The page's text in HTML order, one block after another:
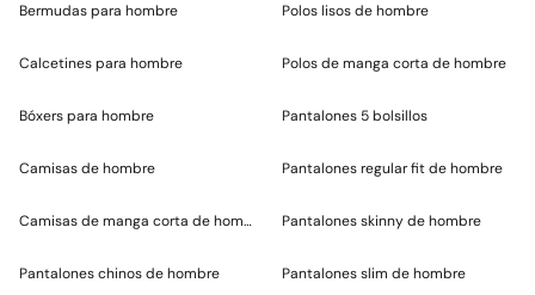
Bermudas para hombre
Calcetines para hombre
Bóxers para hombre
Camisas de hombre
Camisas de manga corta de hombre
Pantalones chinos de hombre
Polos lisos de hombre
Polos de manga corta de hombre
Pantalones 5 bolsillos
Pantalones regular fit de hombre
Pantalones skinny de hombre
Pantalones slim de hombre